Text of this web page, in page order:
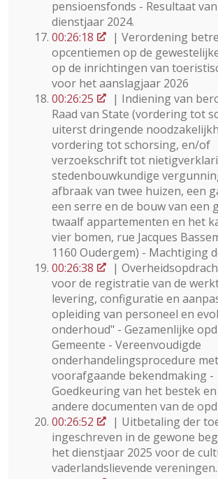
pensioensfonds - Resultaat
dienstjaar 2024.
00:26:18
| Verordening
opcentiemen op de
op de inrichtingen van
voor het aanslagjaar 2026
00:26:25
| Indiening van
Raad van State (vordering tot
uiterst dringende
vordering tot schorsing, en/of
verzoekschrift tot
stedenbouwkundige
afbraak van twee huizen, een
een serre en de bouw van een
twaalf appartementen en het
vier bomen, rue Jacques
1160 Oudergem) - Machtiging
00:26:38
|
voor de registratie van de
levering, configuratie en
opleiding van personeel en
onderhoud" - Gezamenlijke
Gemeente - Vereenvoudigde
onderhandelingsprocedure met
voorafgaande bekendmaking -
Goedkeuring van het bestek en
andere documenten van de
00:26:52
| Uitbetaling der
ingeschreven in de gewone
het dienstjaar 2025 voor de
vaderlandslievende vereningen.